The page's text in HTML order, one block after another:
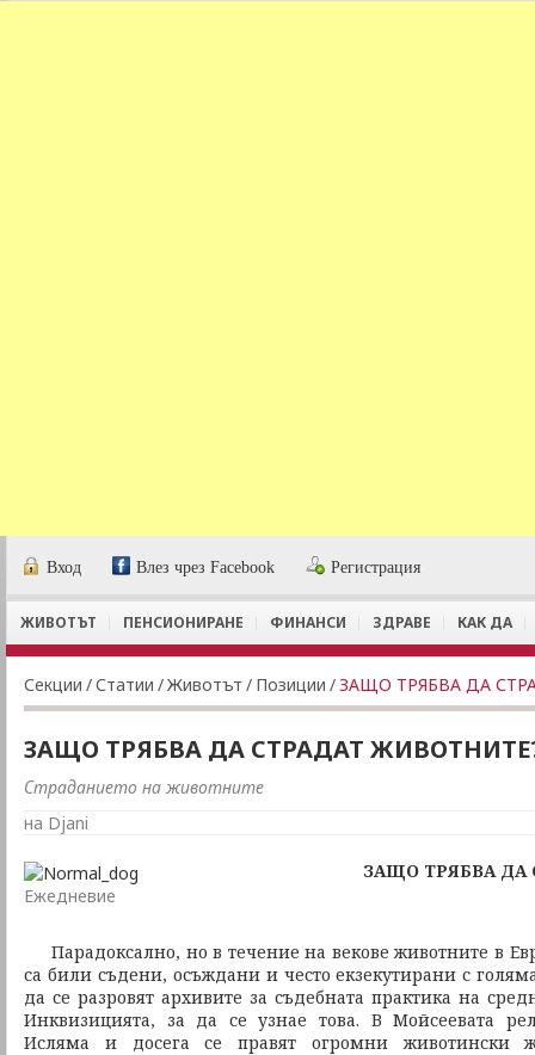
Вход Влез чрез Facebook Регистрация
ЖИВОТЪТ ПЕНСИОНИРАНЕ ФИНАНСИ ЗДРАВЕ КАК ДА
Секции /Статии /Животът / Позиции /ЗАЩО ТРЯБВА ДА
ЗАЩО ТРЯБВА ДА СТРАДАТ
Страданието на животните
на Djani
Ежедневие
ЗАЩО ТРЯБВА ДА
Парадоксално, но в течение на векове животните в
са били съдени, осъждани и често екзекутирани с
да се разровят архивите за съдебната практика на
Инквизицията, за да се узнае това. В Мойсеевата
Исляма и досега се правят огромни животински